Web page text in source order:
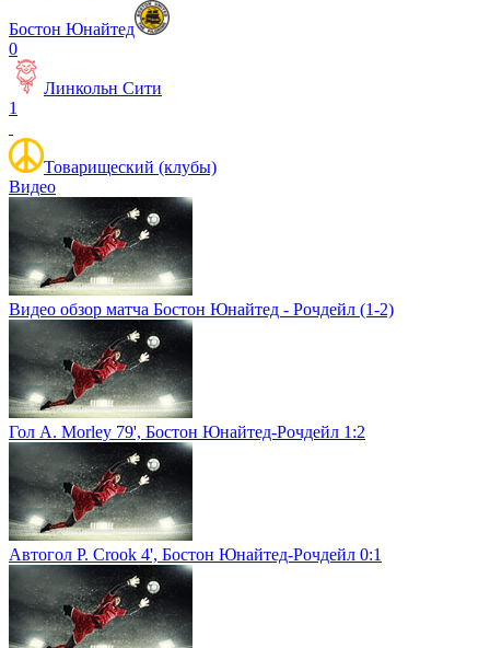
Бостон Юнайтед
0
Линкольн Сити
1
Товарищеский (клубы)
Видео
Видео обзор матча Бостон Юнайтед - Рочдейл (1-2)
Гол A. Morley 79', Бостон Юнайтед-Рочдейл 1:2
Автогол P. Crook 4', Бостон Юнайтед-Рочдейл 0:1